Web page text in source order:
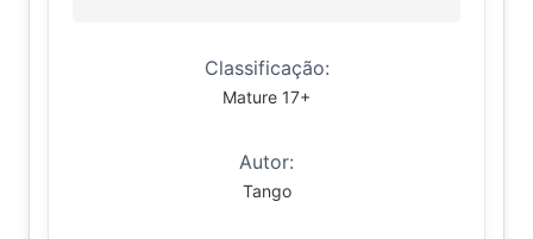
Classificação:
Mature 17+
Autor:
Tango